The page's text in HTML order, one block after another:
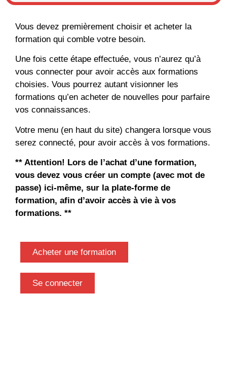
Vous devez premièrement choisir et acheter la
formation qui comble votre besoin.
Une fois cette étape effectuée, vous n’aurez qu’à
vous connecter pour avoir accès aux formations
choisies. Vous pourrez autant visionner les
formations qu’en acheter de nouvelles pour parfaire
vos connaissances.
Votre menu (en haut du site) changera lorsque vous
serez connecté, pour avoir accès à vos formations.
** Attention! Lors de l’achat d’une formation,
vous devez vous créer un compte (avec mot de
passe) ici-même, sur la plate-forme de
formation, afin d’avoir accès à vie à vos
formations. **
Acheter une formation
Se connecter